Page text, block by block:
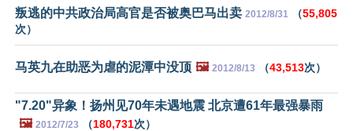
叛逃的中共政治局高官是否被奥巴马出卖 2012/8/31 （55,805
次）
马英九在助恶为虐的泥潭中没顶 🖼️ 2012/8/13 （43,513次）
"7.20"异象！扬州见70年未遇地震 北京遭61年最强暴雨
🖼️ 2012/7/23 （180,731次）